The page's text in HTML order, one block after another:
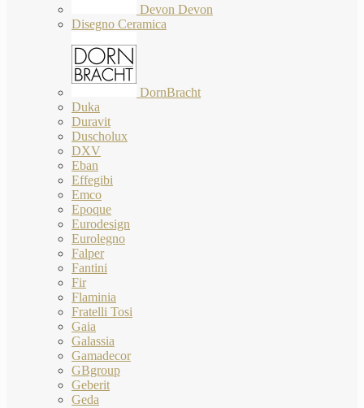
Devon Devon
Disegno Ceramica
DornBracht
Duka
Duravit
Duscholux
DXV
Eban
Effegibi
Emco
Epoque
Eurodesign
Eurolegno
Falper
Fantini
Fir
Flaminia
Fratelli Tosi
Gaia
Galassia
Gamadecor
GBgroup
Geberit
Geda